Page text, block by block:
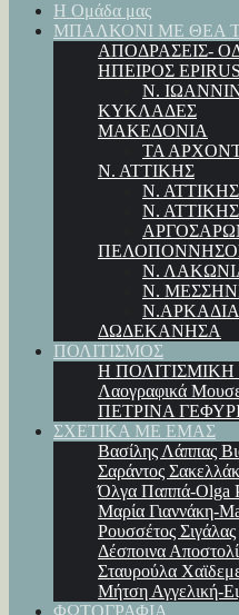
Η Ομάδα μας
ΜΠΑΛΚΟΝΙ ΜΕ ΘΕΑ
ΑΠΟΔΡΑΣΕΙΣ-
ΗΠΕΙΡΟΣ EPIRUS
Ν.
ΚΥΚΛΑΔΕΣ
ΜΑΚΕΔΟΝΙΑ
ΤΑ
Ν. ΑΤΤΙΚΗΣ
Ν.
Ν.
Ν.
Ν.
ΔΩΔΕΚΑΝΗΣΑ
ΠΟΛΙΤΙΣΜΟΣ
Η
Λαογραφικά
ΠΕΤΡΙΝΑ
ΣΧΕΤΙΚΑ ΜΕ ΕΜΑΣ
Βασίλης Λάππας
Σαράντος
Όλγα Παππά-Olga
Μαρία Γιαννάκη-
Ρουσσέτος Σιγάλας
Δέσποινα
Σταυρούλα
Μήτση Αγγελική-
ΦΩΤΟΓΡΑΦΙΑ